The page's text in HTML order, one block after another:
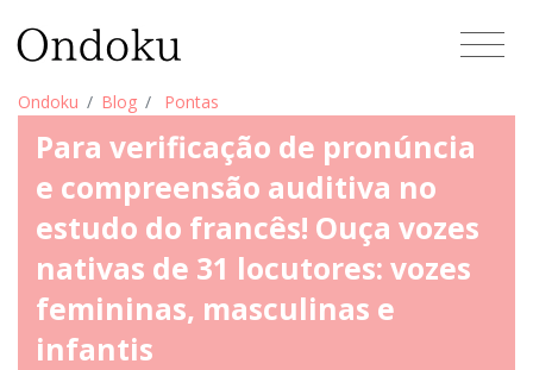
Ondoku Blog Pontas
Para verificação de pronúncia
e compreensão auditiva no
estudo do francês! Ouça vozes
nativas de 31 locutores: vozes
femininas, masculinas e
infantis